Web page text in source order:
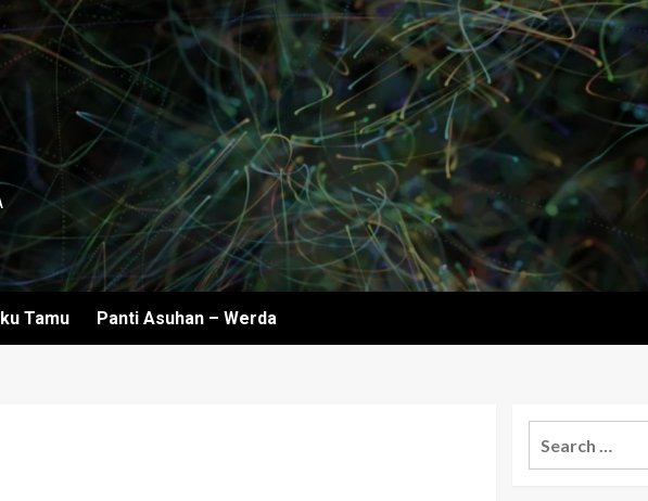
Tamu Panti Asuhan – Werda